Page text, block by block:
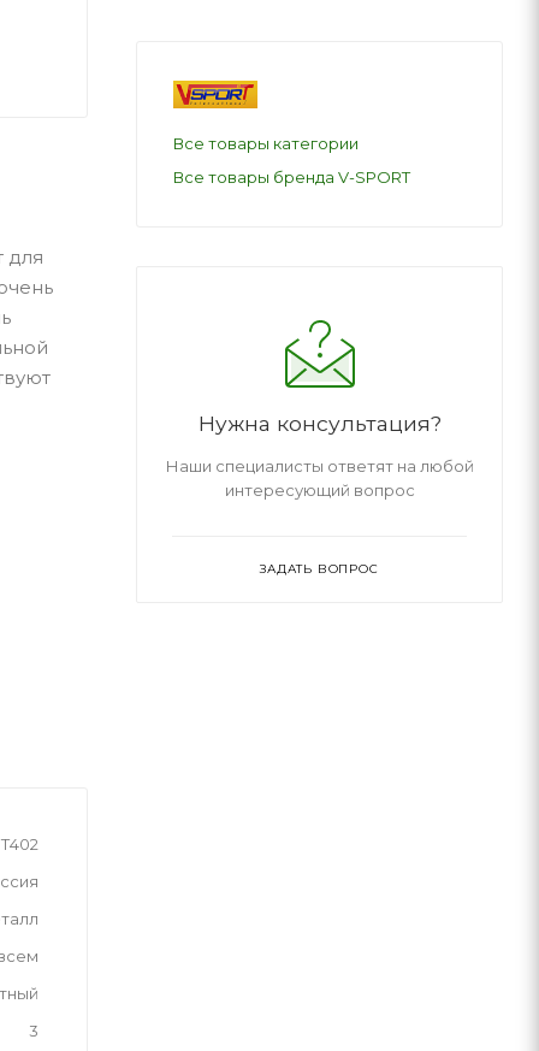
для
Т402
3
Все товары категории
Все товары бренда V-SPORT
Нужна консультация?
Наши специалисты ответят на любой
интересующий вопрос
ЗАДАТЬ ВОПРОС